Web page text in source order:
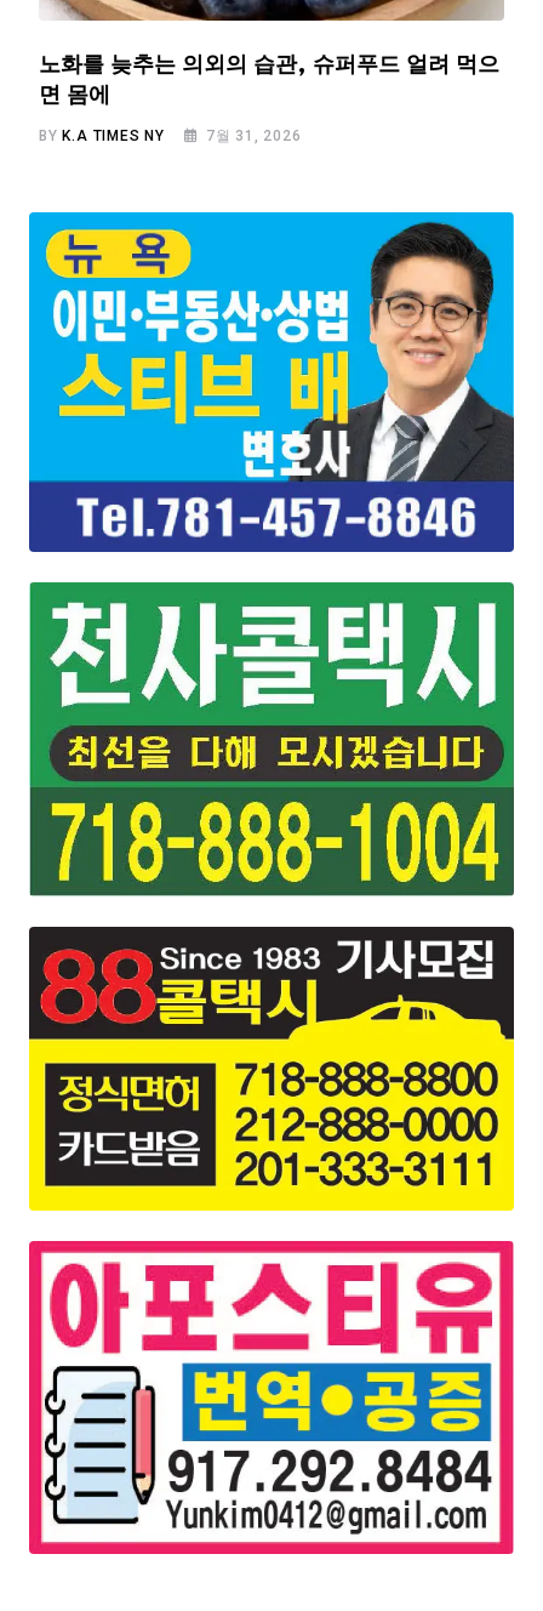
노화를 늦추는 의외의 습관, 슈퍼푸드 얼려 먹으
면 몸에
BYK.A TIMES NY 7월 31, 2026